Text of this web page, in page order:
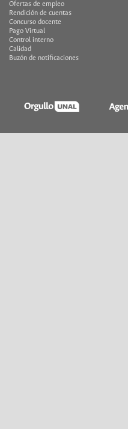
Ofertas de empleo
Rendición de cuentas
Concurso docente
Pago Virtual
Control interno
Calidad
Buzón de notificaciones